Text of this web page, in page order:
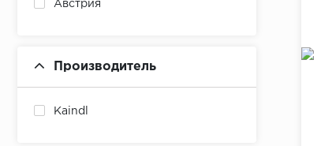
Австрия
Производитель
Kaindl